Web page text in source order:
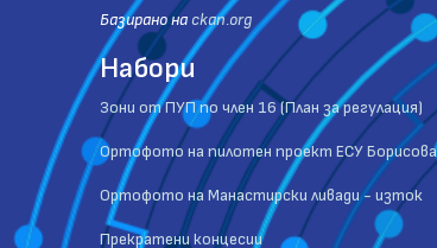
Базиранo на ckan.org
Набори
Зони от ПУП по член 16 (План за регулация)
Ортофото на пилотен проект ЕСУ Борисова
Ортофото на Манастирски ливади - изток
Прекратени концесии